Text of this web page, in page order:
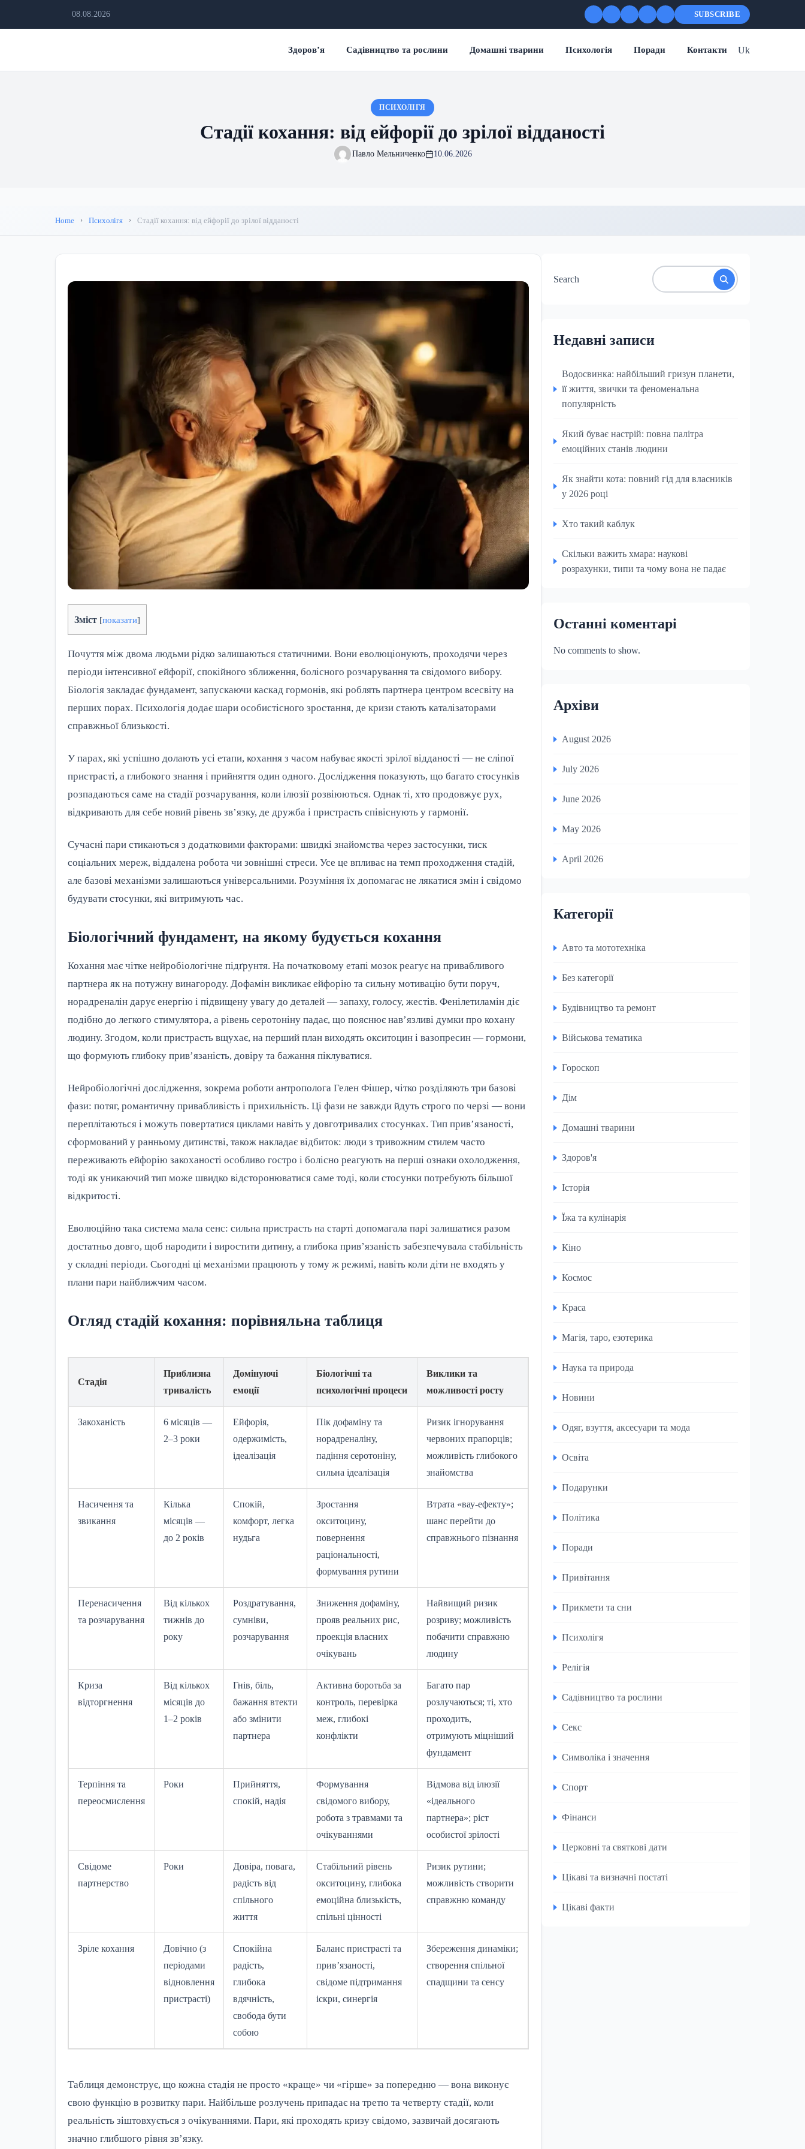
08.08.2026 SUBSCRIBE
Здоров’я Садівництво та рослини Домашні тварини Психологія Поради Контакти Uk
ПСИХОЛІГЯ
Стадії кохання: від ейфорії до зрілої відданості
Павло Мельниченко 10.06.2026
Home Психолігя Стадії кохання: від ейфорії до зрілої відданості
Зміст [показати]
Почуття між двома людьми рідко залишаються статичними. Вони еволюціонують, проходячи через
періоди інтенсивної ейфорії, спокійного зближення, болісного розчарування та свідомого вибору.
Біологія закладає фундамент, запускаючи каскад гормонів, які роблять партнера центром всесвіту на
перших порах. Психологія додає шари особистісного зростання, де кризи стають каталізаторами
справжньої близькості.
У парах, які успішно долають усі етапи, кохання з часом набуває якості зрілої відданості — не сліпої
пристрасті, а глибокого знання і прийняття один одного. Дослідження показують, що багато стосунків
розпадаються саме на стадії розчарування, коли ілюзії розвіюються. Однак ті, хто продовжує рух,
відкривають для себе новий рівень зв’язку, де дружба і пристрасть співіснують у гармонії.
Сучасні пари стикаються з додатковими факторами: швидкі знайомства через застосунки, тиск
соціальних мереж, віддалена робота чи зовнішні стреси. Усе це впливає на темп проходження стадій,
але базові механізми залишаються універсальними. Розуміння їх допомагає не лякатися змін і свідомо
будувати стосунки, які витримують час.
Біологічний фундамент, на якому будується кохання
Кохання має чітке нейробіологічне підґрунтя. На початковому етапі мозок реагує на привабливого
партнера як на потужну винагороду. Дофамін викликає ейфорію та сильну мотивацію бути поруч,
норадреналін дарує енергію і підвищену увагу до деталей — запаху, голосу, жестів. Фенілетиламін діє
подібно до легкого стимулятора, а рівень серотоніну падає, що пояснює нав’язливі думки про кохану
людину. Згодом, коли пристрасть вщухає, на перший план виходять окситоцин і вазопресин — гормони,
що формують глибоку прив’язаність, довіру та бажання піклуватися.
Нейробіологічні дослідження, зокрема роботи антрополога Гелен Фішер, чітко розділяють три базові
фази: потяг, романтичну привабливість і прихильність. Ці фази не завжди йдуть строго по черзі — вони
переплітаються і можуть повертатися циклами навіть у довготривалих стосунках. Тип прив’язаності,
сформований у ранньому дитинстві, також накладає відбиток: люди з тривожним стилем часто
переживають ейфорію закоханості особливо гостро і болісно реагують на перші ознаки охолодження,
тоді як уникаючий тип може швидко відсторонюватися саме тоді, коли стосунки потребують більшої
відкритості.
Еволюційно така система мала сенс: сильна пристрасть на старті допомагала парі залишатися разом
достатньо довго, щоб народити і виростити дитину, а глибока прив’язаність забезпечувала стабільність
у складні періоди. Сьогодні ці механізми працюють у тому ж режимі, навіть коли діти не входять у
плани пари найближчим часом.
Огляд стадій кохання: порівняльна таблиця
Стадія
Приблизна
тривалість
Домінуючі
емоції
Біологічні та
психологічні процеси
Виклики та
можливості росту
Закоханість
6 місяців —
2–3 роки
Ейфорія,
одержимість,
ідеалізація
Пік дофаміну та
норадреналіну,
падіння серотоніну,
сильна ідеалізація
Ризик ігнорування
червоних прапорців;
можливість глибокого
знайомства
Насичення та
звикання
Кілька
місяців —
до 2 років
Спокій,
комфорт, легка
нудьга
Зростання
окситоцину,
повернення
раціональності,
формування рутини
Втрата «вау-ефекту»;
шанс перейти до
справжнього пізнання
Перенасичення
та розчарування
Від кількох
тижнів до
року
Роздратування,
сумніви,
розчарування
Зниження дофаміну,
прояв реальних рис,
проекція власних
очікувань
Найвищий ризик
розриву; можливість
побачити справжню
людину
Криза
відторгнення
Від кількох
місяців до
1–2 років
Гнів, біль,
бажання втекти
або змінити
партнера
Активна боротьба за
контроль, перевірка
меж, глибокі
конфлікти
Багато пар
розлучаються; ті, хто
проходить,
отримують міцніший
фундамент
Терпіння та
переосмислення
Роки
Прийняття,
спокій, надія
Формування
свідомого вибору,
робота з травмами та
очікуваннями
Відмова від ілюзії
«ідеального
партнера»; ріст
особистої зрілості
Свідоме
партнерство
Роки
Довіра, повага,
радість від
спільного
життя
Стабільний рівень
окситоцину, глибока
емоційна близькість,
спільні цінності
Ризик рутини;
можливість створити
справжню команду
Зріле кохання
Довічно (з
періодами
відновлення
пристрасті)
Спокійна
радість,
глибока
вдячність,
свобода бути
собою
Баланс пристрасті та
прив’язаності,
свідоме підтримання
іскри, синергія
Збереження динаміки;
створення спільної
спадщини та сенсу
Таблиця демонструє, що кожна стадія не просто «краще» чи «гірше» за попередню — вона виконує
свою функцію в розвитку пари. Найбільше розлучень припадає на третю та четверту стадії, коли
реальність зіштовхується з очікуваннями. Пари, які проходять кризу свідомо, зазвичай досягають
значно глибшого рівня зв’язку.
Search
Недавні записи
Водосвинка: найбільший гризун планети,
її життя, звички та феноменальна
популярність
Який буває настрій: повна палітра
емоційних станів людини
Як знайти кота: повний гід для власників
у 2026 році
Хто такий каблук
Скільки важить хмара: наукові
розрахунки, типи та чому вона не падає
Останні коментарі
No comments to show.
Архіви
August 2026
July 2026
June 2026
May 2026
April 2026
Категорії
Авто та мототехніка
Без категорії
Будівництво та ремонт
Військова тематика
Гороскоп
Дім
Домашні тварини
Здоров'я
Історія
Їжа та кулінарія
Кіно
Космос
Краса
Магія, таро, езотерика
Наука та природа
Новини
Одяг, взуття, аксесуари та мода
Освіта
Подарунки
Політика
Поради
Привітання
Прикмети та сни
Психолігя
Релігія
Садівництво та рослини
Секс
Символіка і значення
Спорт
Фінанси
Церковні та святкові дати
Цікаві та визначні постаті
Цікаві факти